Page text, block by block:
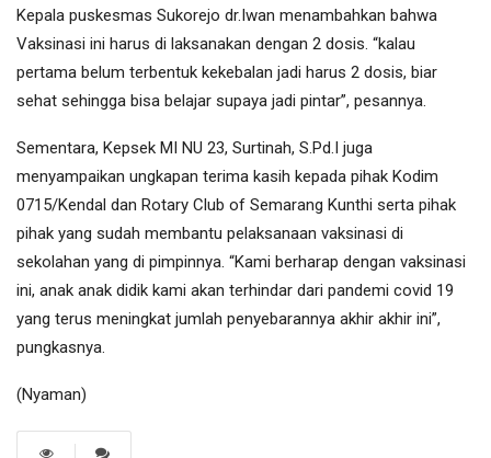
Kepala puskesmas Sukorejo dr.Iwan menambahkan bahwa
Vaksinasi ini harus di laksanakan dengan 2 dosis. “kalau
pertama belum terbentuk kekebalan jadi harus 2 dosis, biar
sehat sehingga bisa belajar supaya jadi pintar”, pesannya.
Sementara, Kepsek MI NU 23, Surtinah, S.Pd.I juga
menyampaikan ungkapan terima kasih kepada pihak Kodim
0715/Kendal dan Rotary Club of Semarang Kunthi serta pihak
pihak yang sudah membantu pelaksanaan vaksinasi di
sekolahan yang di pimpinnya. “Kami berharap dengan vaksinasi
ini, anak anak didik kami akan terhindar dari pandemi covid 19
yang terus meningkat jumlah penyebarannya akhir akhir ini”,
pungkasnya.
(Nyaman)